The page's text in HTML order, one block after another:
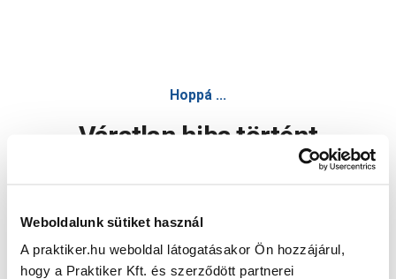
Weboldalunk sütiket használ
A praktiker.hu weboldal látogatásakor Ön hozzájárul,
hogy a Praktiker Kft. és szerződött partnerei
Hoppá ...
Váratlan hiba történt
Oldal újratöltése